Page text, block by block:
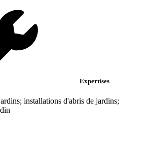
Expertises
installations d'abris de jardins;